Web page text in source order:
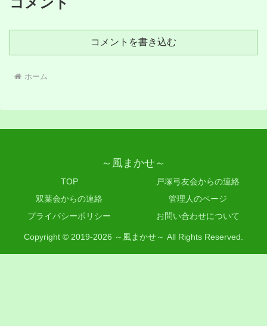
コメントを書き込む
ホーム
～風まかせ～
TOP
戸塚弓友会からの連絡
双葉会からの連絡
管理人のページ
プライバシーポリシー
お問い合わせについて
Copyright © 2019-2026 ～風まかせ～ All Rights Reserved.